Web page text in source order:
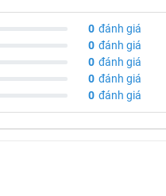
0 đánh giá
0 đánh giá
0 đánh giá
0 đánh giá
0 đánh giá